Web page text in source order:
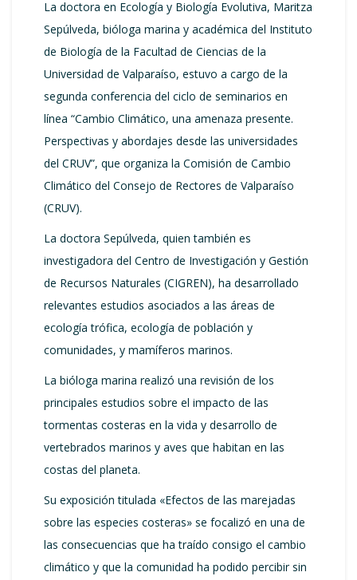
La doctora en Ecología y Biología Evolutiva, Maritza
Sepúlveda, bióloga marina y académica del Instituto
de Biología de la Facultad de Ciencias de la
Universidad de Valparaíso, estuvo a cargo de la
segunda conferencia del ciclo de seminarios en
línea “Cambio Climático, una amenaza presente.
Perspectivas y abordajes desde las universidades
del CRUV”, que organiza la Comisión de Cambio
Climático del Consejo de Rectores de Valparaíso
(CRUV).
La doctora Sepúlveda, quien también es
investigadora del Centro de Investigación y Gestión
de Recursos Naturales (CIGREN), ha desarrollado
relevantes estudios asociados a las áreas de
ecología trófica, ecología de población y
comunidades, y mamíferos marinos.
La bióloga marina realizó una revisión de los
principales estudios sobre el impacto de las
tormentas costeras en la vida y desarrollo de
vertebrados marinos y aves que habitan en las
costas del planeta.
Su exposición titulada «Efectos de las marejadas
sobre las especies costeras» se focalizó en una de
las consecuencias que ha traído consigo el cambio
climático y que la comunidad ha podido percibir sin